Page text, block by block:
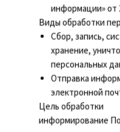
информации» от
Виды обработки
Сбор, запись,
хранение,
персональных
Отправка
электронной
Цель обработки
информирование